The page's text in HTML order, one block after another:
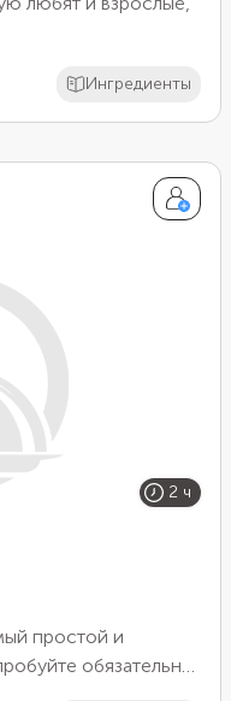
Ингредиенты
2 ч
простой и
обязательно.